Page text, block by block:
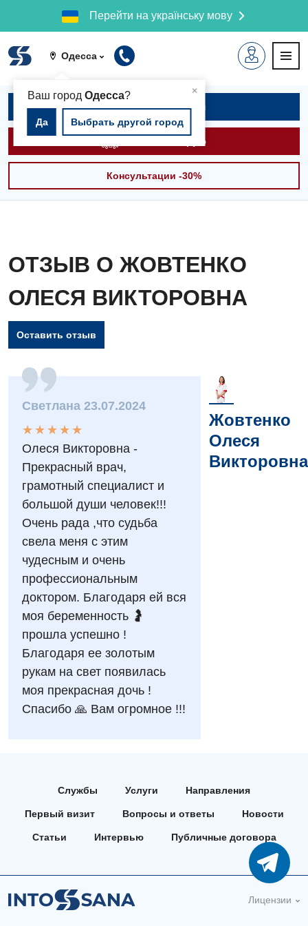
Перейти на українську мову
Одесса
×
Ваш город Одесса?
Да Выбрать другой город
Мероприятия БПР
Интернатура
Энциклопедия
Программа лояльности
Отзывы
Видео
Диагностика
Ангиографические исследования
Компьютерная томография
Магнитно-резонансная томография
Маммография
Нейросонография
Рентгенография
УЗИ
Эндоскопическое отделение
Для взрослых
Акушерство и гинекология
Гастроэнтерология
Дерматовенерология
Гинекологическое отделение
Диагностическое отделение
Дневной стационар
Онкологическое отделение
Отделение интенсивной терапии
Отделение неотложных состояний
Офтальмологическое отделение
Педиатрическое отделение
Скорая медицинская помощь
Хирургическое отделение
Эндоскопическое отделение
Декларирование
Лечение острого инфаркта
Национальный скрининг здоровья 40+
Украинский
Русский
Записаться на приём
Вызвать скорую
Консультации -30%
ОТЗЫВ О ЖОВТЕНКО
ОЛЕСЯ ВИКТОРОВНА
Оставить отзыв
Светлана 23.07.2024
★
★
★
★
★
★ ★ ★ ★ ★
Олеся Викторовна -
Прекрасный врач,
грамотный специалист и
большой души человек!!!
Очень рада ,что судьба
свела меня с этим
чудесным и очень
профессиональным
доктором. Благодаря ей вся
моя беременность 🤰
прошла успешно !
Благодаря ее золотым
рукам на свет появилась
моя прекрасная дочь !
Спасибо 🙏 Вам огромное !!!
Жовтенко
Олеся
Викторовна
Службы Услуги Направления
Первый визит Вопросы и ответы Новости
Статьи Интервью Публичные договора
Лицензии